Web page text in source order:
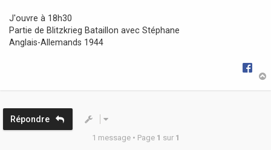
s
a
g
J'ouvre à 18h30
Partie de Blitzkrieg Bataillon avec Stéphane
Anglais-Allemands 1944
Répondre
1 message • Page 1 sur 1